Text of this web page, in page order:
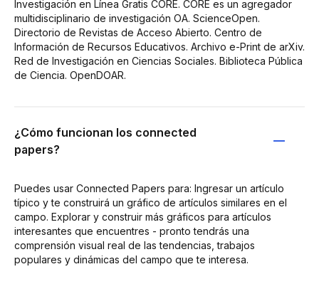
Investigación en Línea Gratis CORE. CORE es un agregador
multidisciplinario de investigación OA. ScienceOpen.
Directorio de Revistas de Acceso Abierto. Centro de
Información de Recursos Educativos. Archivo e-Print de arXiv.
Red de Investigación en Ciencias Sociales. Biblioteca Pública
de Ciencia. OpenDOAR.
¿Cómo funcionan los connected
papers?
Puedes usar Connected Papers para: Ingresar un artículo
típico y te construirá un gráfico de artículos similares en el
campo. Explorar y construir más gráficos para artículos
interesantes que encuentres - pronto tendrás una
comprensión visual real de las tendencias, trabajos
populares y dinámicas del campo que te interesa.